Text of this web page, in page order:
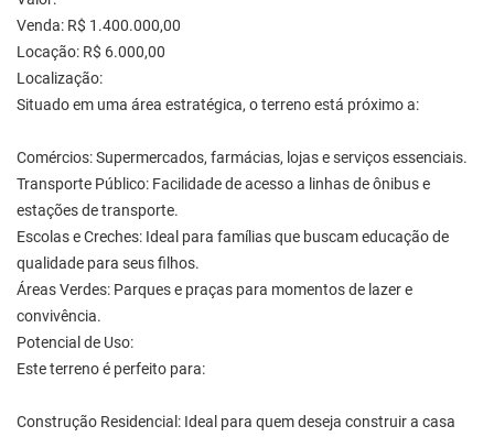
Venda: R$ 1.400.000,00
Locação: R$ 6.000,00
Localização:
Situado em uma área estratégica, o terreno está próximo a:
Comércios: Supermercados, farmácias, lojas e serviços essenciais.
Transporte Público: Facilidade de acesso a linhas de ônibus e
estações de transporte.
Escolas e Creches: Ideal para famílias que buscam educação de
qualidade para seus filhos.
Áreas Verdes: Parques e praças para momentos de lazer e
convivência.
Potencial de Uso:
Este terreno é perfeito para:
Construção Residencial: Ideal para quem deseja construir a casa